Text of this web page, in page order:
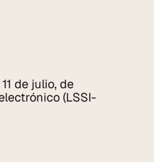
de julio, de
(LSSI-